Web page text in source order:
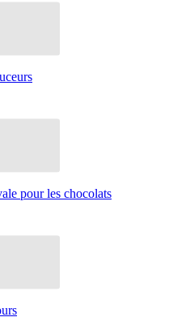
pour les chocolats